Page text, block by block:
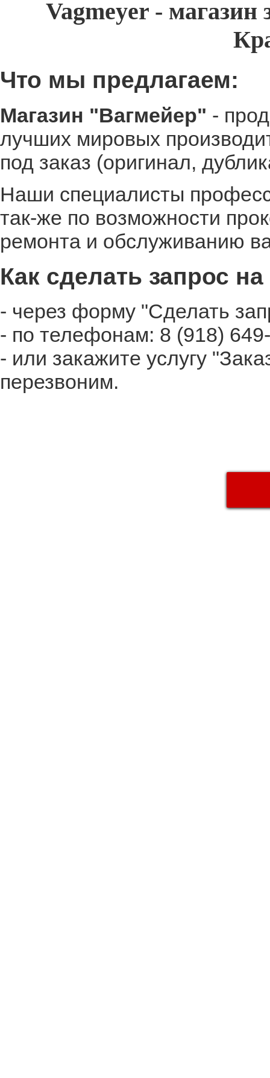
Vagmeyer - магазин
Что мы предлагаем:
Магазин "Вагмейер" -
лучших мировых
под заказ (оригинал,
Наши специалисты
так-же по возможности
ремонта и обслуживанию
Как сделать запрос на
- через форму "Сделать
- по телефонам: 8 (918)
- или закажите услугу
перезвоним.